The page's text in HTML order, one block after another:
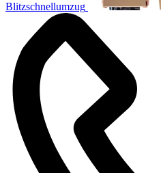
Blitzschnellumzug